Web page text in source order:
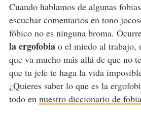
Cuando hablamos de algunas
escuchar comentarios en tono
fóbico no es ninguna broma.
la ergofobiao el miedo al trabajo,
que va mucho más allá de que no
que tu jefe te haga la vida
¿Quieres saber lo que es la
todo en nuestro diccionario de